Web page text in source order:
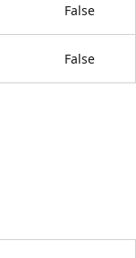
False
False